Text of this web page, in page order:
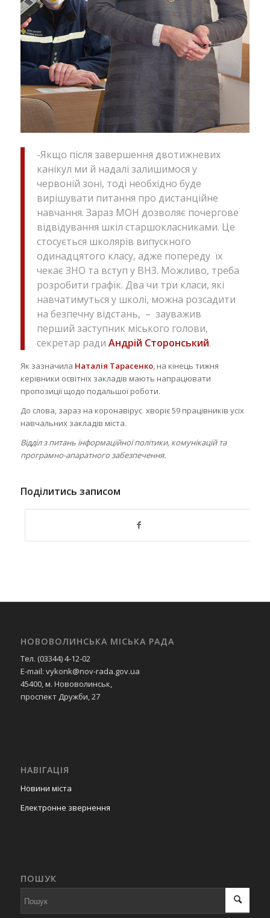
-Якщо після завершення двотижневих
канікул ми й надалі залишимося у
червоній зоні, тоді необхідно буде
вирішувати питання про дистанційне
навчання. Зараз МОН дозволяє почергове
відвідування шкіл старшокласниками. Це
стосується школярів випускного
одинадцятого класу, адже попереду їх
чекає ЗНО та вступ у ВНЗ. Можливо, треба
розробити графік. Два чи три класи, які
навчатимуться у школі, можна розсадити
на безпечну відстань, – зауважив
перший заступник міського голови,
секретар ради Андрій Сторонський.
Як зазначила Наталія Тарасенко, на кінець тижня
керівники освітніх закладів мають напрацювати
пропозиції щодо подальшої роботи.
До слова, зараз на коронавірус хворіє 59 працівників усіх
навчальних закладів міста.
Відділ з питань інформаційної політики, комунікацій та
програмно-апаратного забезпечення.
Поділитись записом
НОВОВОЛИНСЬКА МІСЬКА РАДА
Тел. (03344) 4-12-02
E-mail: vykonk@nov-rada.gov.ua
45400, м. Нововолинськ,
проспект Дружби, 27
НАВІГАЦІЯ
Новини міста
Електронне звернення
ПОШУК